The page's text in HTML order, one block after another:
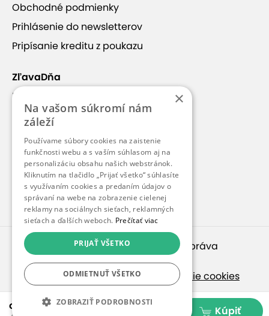
Kúpiť
od 29,99 €
Obchodné podmienky
Prihlásenie do newsletterov
Pripísanie kreditu z poukazu
ZľavaDňa
Náš príbeh
Kontakt
Kariéra
Blog
Pre médiá
Pre partnerov
© 2010 – 2026inspirago s. r. o.
. Všetky práva
vyhradené.
Ochrana osobných údajov|
Nastavenie cookies
Ak hľadáte ponuky v češtine, pozrite sa na
SlevaDne.cz
×
Na vašom súkromí nám
záleží
Používame súbory cookies na zaistenie
funkčnosti webu a s vaším súhlasom aj na
personalizáciu obsahu našich webstránok.
Kliknutím na tlačidlo „Prijať všetko“ súhlasíte
s využívaním cookies a predaním údajov o
správaní na webe na zobrazenie cielenej
reklamy na sociálnych sieťach, reklamných
sieťach a ďalších weboch. Prečítať viac
PRIJAŤ VŠETKO
ODMIETNUŤ VŠETKO
ZOBRAZIŤ PODROBNOSTI